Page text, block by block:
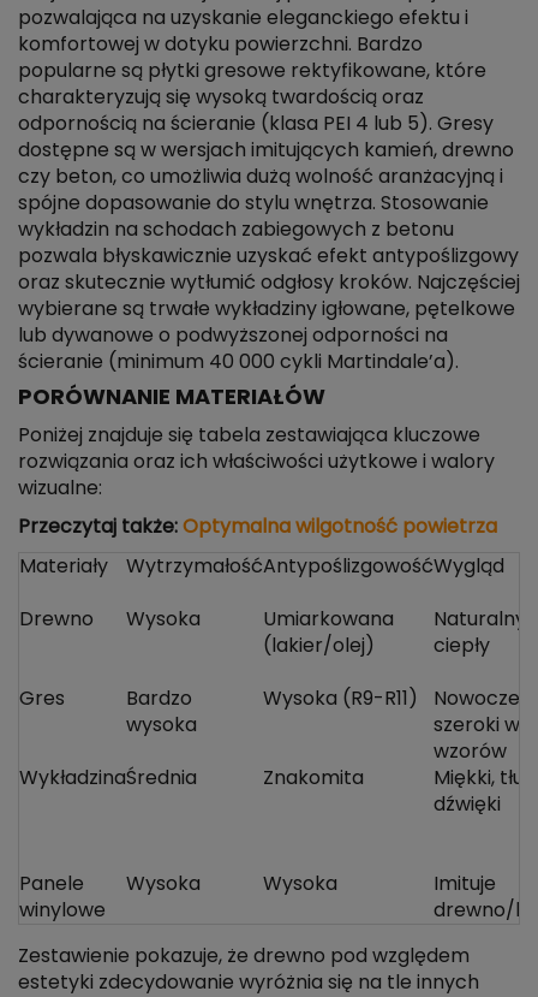
pozwalająca na uzyskanie eleganckiego efektu i
komfortowej w dotyku powierzchni. Bardzo
popularne są płytki gresowe rektyfikowane, które
charakteryzują się wysoką twardością oraz
odpornością na ścieranie (klasa PEI 4 lub 5). Gresy
dostępne są w wersjach imitujących kamień, drewno
czy beton, co umożliwia dużą wolność aranżacyjną i
spójne dopasowanie do stylu wnętrza. Stosowanie
wykładzin na schodach zabiegowych z betonu
pozwala błyskawicznie uzyskać efekt antypoślizgowy
oraz skutecznie wytłumić odgłosy kroków. Najczęściej
wybierane są trwałe wykładziny igłowane, pętelkowe
lub dywanowe o podwyższonej odporności na
ścieranie (minimum 40 000 cykli Martindale’a).
PORÓWNANIE MATERIAŁÓW
Poniżej znajduje się tabela zestawiająca kluczowe
rozwiązania oraz ich właściwości użytkowe i walory
wizualne:
Przeczytaj także: Optymalna wilgotność powietrza
Materiały WytrzymałośćAntypoślizgowośćWygląd
Drewno Wysoka
Umiarkowana
(lakier/olej)
Naturalny,
ciepły
Gres
Bardzo
wysoka
Wysoka (R9-R11)
szeroki
wzorów
WykładzinaŚrednia Znakomita
Miękki,
dźwięki
Panele
winylowe
Wysoka Wysoka
Imituje
drewno/
Zestawienie pokazuje, że drewno pod względem
estetyki zdecydowanie wyróżnia się na tle innych